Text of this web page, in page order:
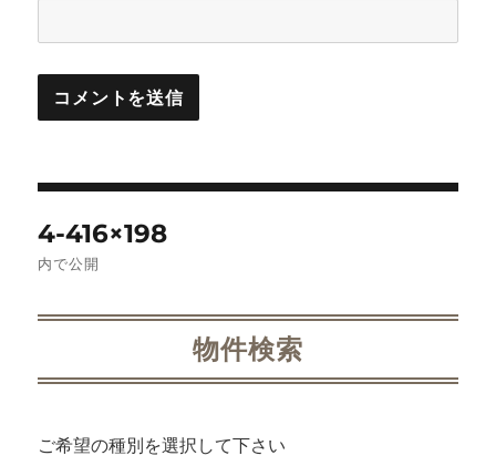
稿
ー
4-416×198
内で公開
物件検索
ご希望の種別を選択して下さい